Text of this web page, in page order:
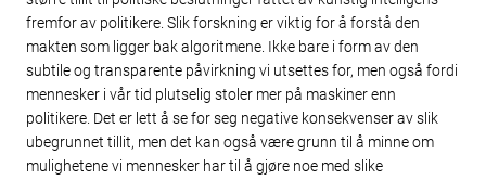
fremfor av politikere. Slik forskning er viktig for å forstå den
makten som ligger bak algoritmene. Ikke bare i form av den
subtile og transparente påvirkning vi utsettes for, men også fordi
mennesker i vår tid plutselig stoler mer på maskiner enn
politikere. Det er lett å se for seg negative konsekvenser av slik
ubegrunnet tillit, men det kan også være grunn til å minne om
mulighetene vi mennesker har til å gjøre noe med slike